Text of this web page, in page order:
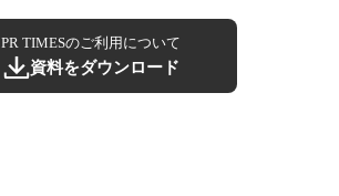
PR TIMESのご利用について
資料をダウンロード